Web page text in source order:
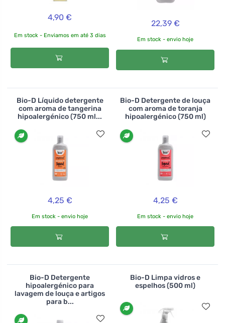
4,90 €
Em stock - Enviamos em até 3 dias
22,39 €
Em stock - envio hoje
Bio-D Líquido detergente
com aroma de tangerina
hipoalergénico (750 ml...
4,25 €
Em stock - envio hoje
Bio-D Detergente de louça
com aroma de toranja
hipoalergénico (750 ml)
4,25 €
Em stock - envio hoje
Bio-D Detergente
hipoalergénico para
lavagem de louça e artigos
para b...
Bio-D Limpa vidros e
espelhos (500 ml)